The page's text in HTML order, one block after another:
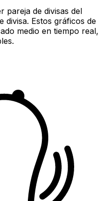
pareja de divisas del
divisa. Estos gráficos de
medio en tiempo real,